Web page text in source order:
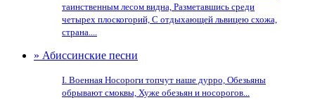
таинственным лесом видна, Разметавшись среди
четырех плоскогорий, С отдыхающей львицею схожа,
страна....
» Абиссинские песни
I. Военная Носороги топчут наше дурро, Обезьяны
обрывают смоквы, Хуже обезьян и носорогов...